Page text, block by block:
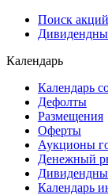
Поиск акций
Календарь
Календарь
Дефолты
Размещения
Оферты
Аукционы
Денежный
Календарь